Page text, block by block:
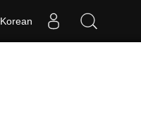
Korean